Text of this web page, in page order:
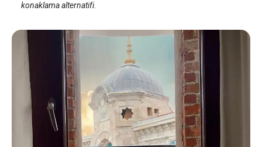
konaklama alternatifi.